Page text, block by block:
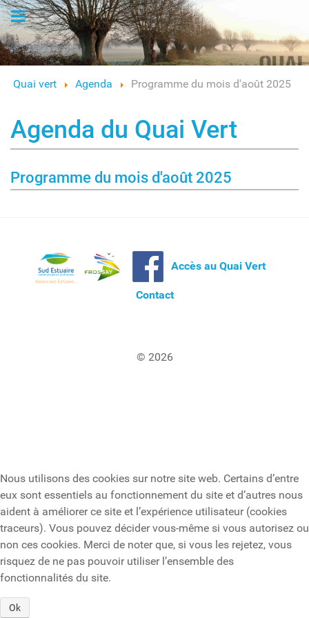
Logo
Quai vert Agenda Programme du mois d'août 2025
Agenda du Quai Vert
Programme du mois d'août 2025
Accès au Quai Vert
Contact
© 2026
Nous utilisons des cookies sur notre site web. Certains d’entre
eux sont essentiels au fonctionnement du site et d’autres nous
aident à améliorer ce site et l’expérience utilisateur (cookies
traceurs). Vous pouvez décider vous-même si vous autorisez ou
non ces cookies. Merci de noter que, si vous les rejetez, vous
risquez de ne pas pouvoir utiliser l’ensemble des
fonctionnalités du site.
Ok